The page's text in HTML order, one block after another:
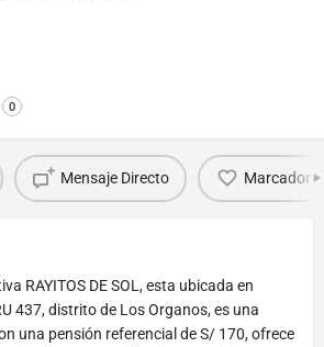
0
Mensaje Directo Marcador
RAYITOS DE SOL, esta ubicada en
437, distrito de Los Organos, es una
una pensión referencial de S/ 170, ofrece